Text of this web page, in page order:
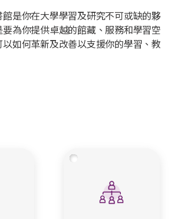
是你在大學學習及研究不可或缺的夥
為你提供卓越的館藏、服務和學習空
如何革新及改善以支援你的學習、教